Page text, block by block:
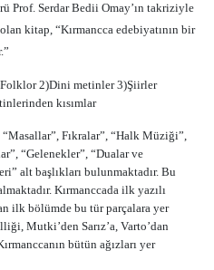
Prof. Serdar Bedii Omay’ın takriziyle
kitap, “Kırmancca edebiyatının bir
2)Dini metinler 3)Şiirler
kısımlar
Fıkralar”, “Halk Müziği”,
“Gelenekler”, “Dualar ve
alt başlıkları bulunmaktadır. Bu
Kırmanccada ilk yazılı
ilk bölümde bu tür parçalara yer
Mutki’den Sarız’a, Varto’dan
bütün ağızları yer